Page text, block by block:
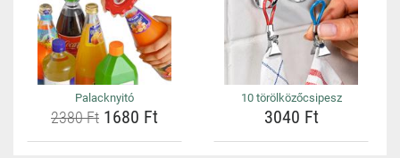
Palacknyitó
2380 Ft 1680 Ft
10 törölközőcsipesz
3040 Ft